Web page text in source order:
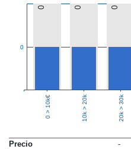
0
0 0 0
0 > 10k€ 10k > 20k 20k > 30k
Precio
-